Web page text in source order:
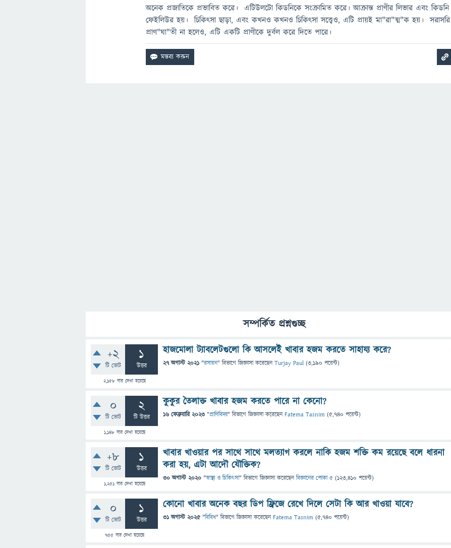
অনেক প্রজাতিকে প্রভাবিত করে। এটিউলটো কিডনিকে সংক্রামিত করে। আক্রান্ত প্রাণীর লিভার এবং কিডনি
ফেইলিউর হয়। চিকিত্সা ছাড়া, এবং কখনও কখনও চিকিত্সা সত্ত্বেও, এটি প্রায়ই মা"রা"ত্ম"ক হয়। সরাসরি
প্রাণ"ঘা"তী না হলেও, এটি একটি প্রাণীকে দুর্বল করে দিতে পারে।
সম্পর্কিত প্রশ্নগুচ্ছ
+2
টি ভোট
1
উত্তর
2,158বার দেখা হয়েছে
হাজমোলা ট্যাবলেটগুলো কি আসলেই খাবার হজম করতে সাহায্য করে?
27 অগাস্ট 2021 "রসায়ন" বিভাগে জিজ্ঞাসাকরেছেনTurjay Paul (3,190 পয়েন্ট)
0
টি ভোট
2
টি উত্তর
1,148বার দেখা হয়েছে
কুকুর তৈলাক্ত খাবার হজম করতে পারে না কেনো?
16 ফেব্রুয়ারি 2023 "প্রাণিবিদ্যা" বিভাগে জিজ্ঞাসাকরেছেনFatema Tasnim (5,740 পয়েন্ট)
+8
টি ভোট
1
উত্তর
1,251বার দেখা হয়েছে
খাবার খাওয়ার পর সাথে সাথে মলত্যাগ করলে নাকি হজম শক্তি কম রয়েছে বলে ধারনা
করা হয়, এটা আদৌ যৌক্তিক?
30 অগাস্ট 2020 "স্বাস্থ্য ও চিকিৎসা" বিভাগে জিজ্ঞাসাকরেছেনবিজ্ঞানের পোকা ৫ (123,410 পয়েন্ট)
0
টি ভোট
1
উত্তর
755বার দেখা হয়েছে
কোনো খাবার অনেক বছর ডিপ ফ্রিজে রেখে দিলে সেটা কি আর খাওয়া যাবে?
31 অগাস্ট 2025 "বিবিধ" বিভাগে জিজ্ঞাসাকরেছেনFatema Tasnim (5,740 পয়েন্ট)